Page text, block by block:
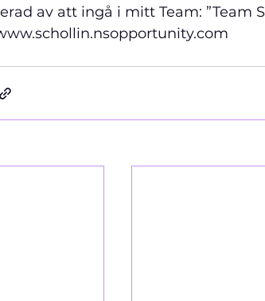
av att ingå i mitt Team: ”Team